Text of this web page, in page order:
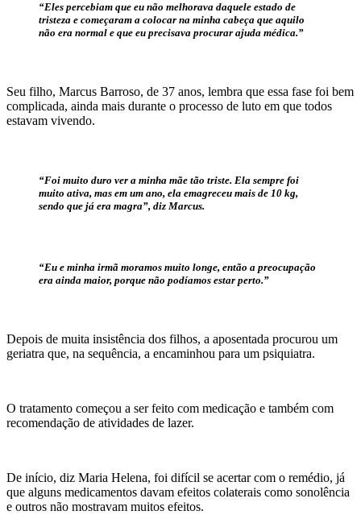
“Eles percebiam que eu não melhorava daquele estado de
tristeza e começaram a colocar na minha cabeça que aquilo
não era normal e que eu precisava procurar ajuda médica.”
Seu filho, Marcus Barroso, de 37 anos, lembra que essa fase foi bem
complicada, ainda mais durante o processo de luto em que todos
estavam vivendo.
“Foi muito duro ver a minha mãe tão triste. Ela sempre foi
muito ativa, mas em um ano, ela emagreceu mais de 10 kg,
sendo que já era magra”, diz Marcus.
“Eu e minha irmã moramos muito longe, então a preocupação
era ainda maior, porque não podíamos estar perto.”
Depois de muita insistência dos filhos, a aposentada procurou um
geriatra que, na sequência, a encaminhou para um psiquiatra.
O tratamento começou a ser feito com medicação e também com
recomendação de atividades de lazer.
De início, diz Maria Helena, foi difícil se acertar com o remédio, já
que alguns medicamentos davam efeitos colaterais como sonolência
e outros não mostravam muitos efeitos.